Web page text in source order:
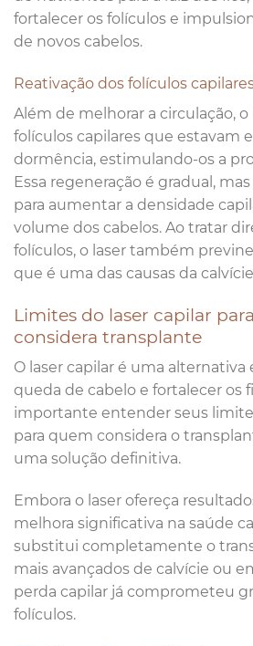
fortalecer os folículos e
de novos cabelos.
Reativação dos folículos
Além de melhorar a circulação, o
folículos capilares que estavam
dormência, estimulando-os a
Essa regeneração é gradual,
para aumentar a densidade
volume dos cabelos. Ao tratar
folículos, o laser também
que é uma das causas da
Limites do laser capilar
considera transplante
O laser capilar é uma alternativa
queda de cabelo e fortalecer os
importante entender seus
para quem considera o
uma solução definitiva.
Embora o laser ofereça
melhora significativa na saúde
substitui completamente o
mais avançados de calvície ou
perda capilar já comprometeu
folículos.